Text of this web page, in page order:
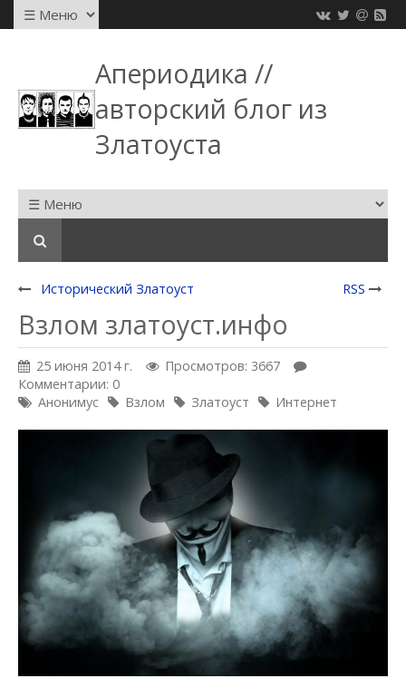
Апериодика //
авторский блог из
Златоуста
Исторический Златоуст RSS
Взлом златоуст.инфо
25 июня 2014 г.
Просмотров: 3667
Комментарии: 0
Анонимус
Взлом Златоуст Интернет